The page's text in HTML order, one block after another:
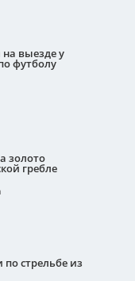
выезде у
футболу
золото
гребле
по стрельбе из